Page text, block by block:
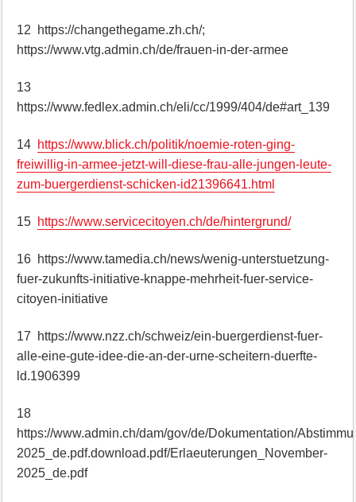
12 https://changethegame.zh.ch/;
https://www.vtg.admin.ch/de/frauen-in-der-armee
13
https://www.fedlex.admin.ch/eli/cc/1999/404/de#art_139
14 https://www.blick.ch/politik/noemie-roten-ging-
freiwillig-in-armee-jetzt-will-diese-frau-alle-jungen-leute-
zum-buergerdienst-schicken-id21396641.html
15 https://www.servicecitoyen.ch/de/hintergrund/
16 https://www.tamedia.ch/news/wenig-unterstuetzung-
fuer-zukunfts-initiative-knappe-mehrheit-fuer-service-
citoyen-initiative
17 https://www.nzz.ch/schweiz/ein-buergerdienst-fuer-
alle-eine-gute-idee-die-an-der-urne-scheitern-duerfte-
ld.1906399
18
https://www.admin.ch/dam/gov/de/Dokumentation/
2025_de.pdf.download.pdf/Erlaeuterungen_November-
2025_de.pdf